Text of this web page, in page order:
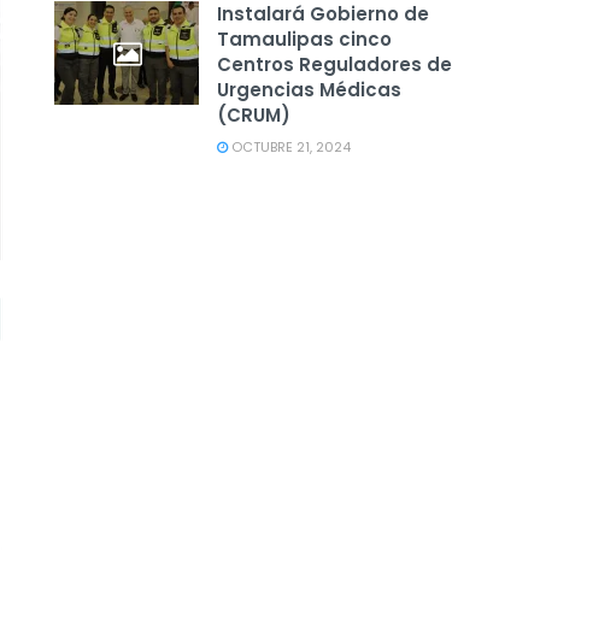
Instalará Gobierno de
Tamaulipas cinco
Centros Reguladores de
Urgencias Médicas
(CRUM)
OCTUBRE 21, 2024